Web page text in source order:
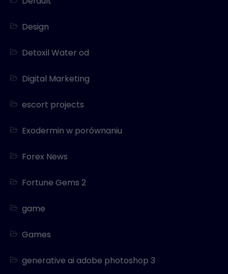
Design
Detoxil Water od
Digital Marketing
escort projects
Exodermin w porównaniu
Forex News
Fortune Gems 2
game
Games
generative ai adobe photoshop 3